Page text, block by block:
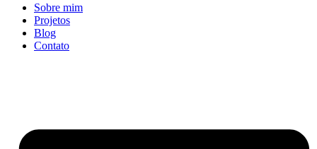
Sobre mim
Projetos
Blog
Contato